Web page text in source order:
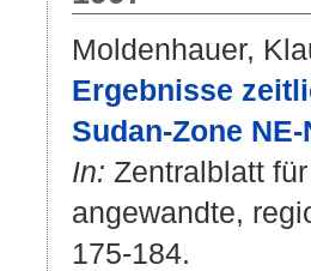
Moldenhauer,
Ergebnisse
Sudan-Zone
In: Zentralblatt
angewandte,
175-184.